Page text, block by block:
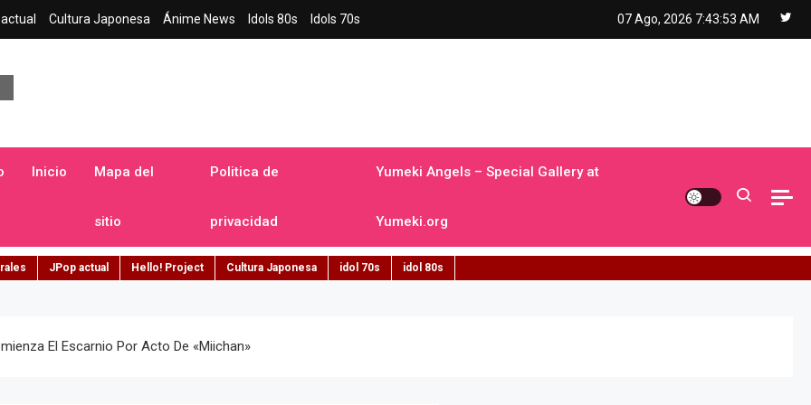
Cultura Japonesa Ánime News Idols 80s Idols 70s 07 Ago, 2026 7:43:54 AM
Inicio Mapa del
sitio
Politica de
privacidad
Yumeki Angels – Special Gallery at
Yumeki.org
JPop actual Hello! Project Cultura Japonesa idol 70s idol 80s
El Escarnio Por Acto De «Miichan»